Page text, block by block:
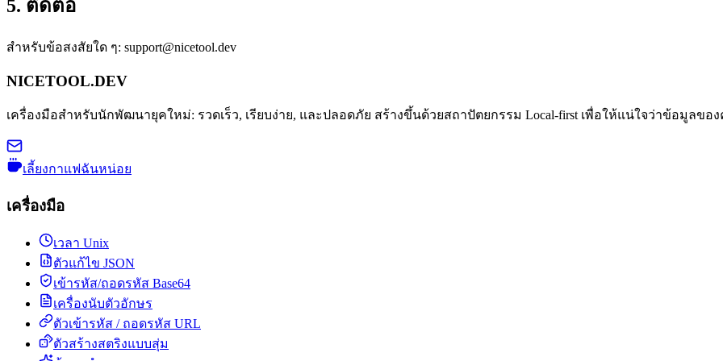
5. ติดต่อ
สำหรับข้อสงสัยใด ๆ: support@nicetool.dev
NICETOOL.DEV
เครื่องมือสำหรับนักพัฒนายุคใหม่: รวดเร็ว, เรียบง่าย, และปลอดภัย สร้างขึ้นด้วยสถาปัตยกรรม Local-first เพื่อให้แน่ใจว่าข้อมูลข
เลี้ยงกาแฟฉันหน่อย
เครื่องมือ
เวลา Unix
ตัวแก้ไข JSON
เข้ารหัส/ถอดรหัส Base64
เครื่องนับตัวอักษร
ตัวเข้ารหัส / ถอดรหัส URL
ตัวสร้างสตริงแบบสุ่ม